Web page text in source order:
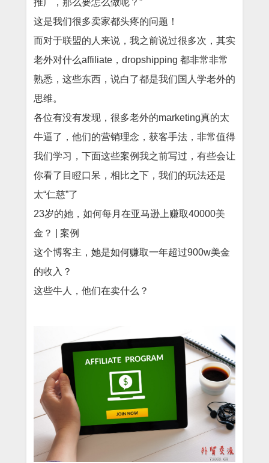
推广，那么要怎么做呢？”
这是我们很多卖家都头疼的问题！
而对于联盟的人来说，我之前说过很多次，其实
老外对什么affiliate，dropshipping 都非常非常
熟悉，这些东西，说白了都是我们国人学老外的
思维。
各位有没有发现，很多老外的marketing真的太
牛逼了，他们的营销理念，获客手法，非常值得
我们学习，下面这些案例我之前写过，有些会让
你看了目瞪口呆，相比之下，我们的玩法还是
太“仁慈”了
23岁的她，如何每月在亚马逊上赚取40000美
金？ | 案例
这个博客主，她是如何赚取一年超过900w美金
的收入？
这些牛人，他们在卖什么？